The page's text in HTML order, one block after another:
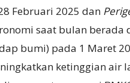
Februari 2025 dan
saat bulan berada
bumi) pada 1 Maret
ketinggian air